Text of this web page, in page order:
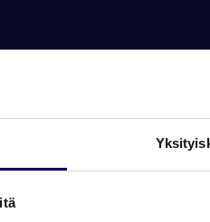
edistykselliset
Kirurgisissa